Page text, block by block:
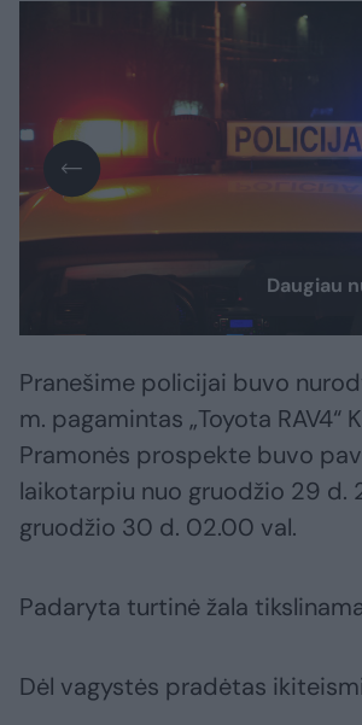
Daugiau
Pranešime policijai buvo
m. pagamintas „Toyota RAV4“
Pramonės prospekte buvo
laikotarpiu nuo gruodžio 29 d.
gruodžio 30 d. 02.00 val.
Padaryta turtinė žala
Dėl vagystės pradėtas